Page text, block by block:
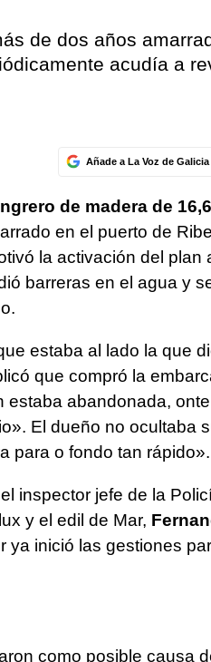
de dos años
acudía a
Añade a La Voz de
de madera de
en el puerto de
la activación del plan
barreras en el agua y
estaba al lado la que
que compró la
estaba abandonada,
. El dueño no ocultaba
para o fondo tan rápido».
inspector jefe de la
y el edil de Mar,
ya inició las gestiones
como posible causa